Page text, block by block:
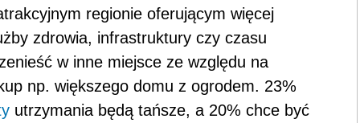
regionie oferującym więcej
zdrowia, infrastruktury czy czasu
w inne miejsce ze względu na
np. większego domu z ogrodem. 23%
utrzymania będą tańsze, a 20% chce być